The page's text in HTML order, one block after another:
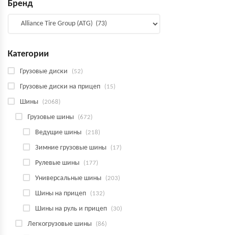
Бренд
Категории
Грузовые диски (52)
Грузовые диски на прицеп (15)
Шины (2068)
Грузовые шины (672)
Ведущие шины (218)
Зимние грузовые шины (17)
Рулевые шины (177)
Универсальные шины (203)
Шины на прицеп (132)
Шины на руль и прицеп (30)
Легкогрузовые шины (86)